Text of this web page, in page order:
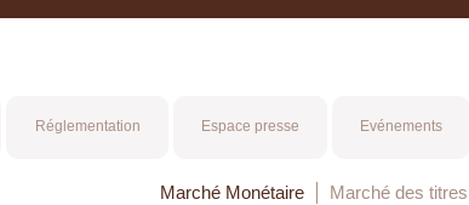
Réglementation Espace presse Evénements
Marché Monétaire Marché des titres